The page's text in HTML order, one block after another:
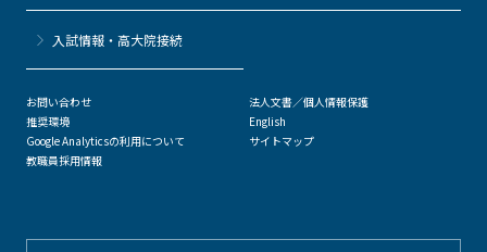
⼊試情報・高大院接続
お問い合わせ
推奨環境
Google Analyticsの利用について
教職員採用情報
法人文書／個人情報保護
English
サイトマップ